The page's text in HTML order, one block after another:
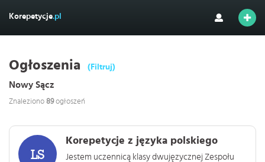
Korepetycje.pl
Ogłoszenia (Filtruj)
Nowy Sącz
Znaleziono 89ogłoszeń
Korepetycje z języka polskiego
Jestem uczennicą klasy dwujęzycznej Zespołu